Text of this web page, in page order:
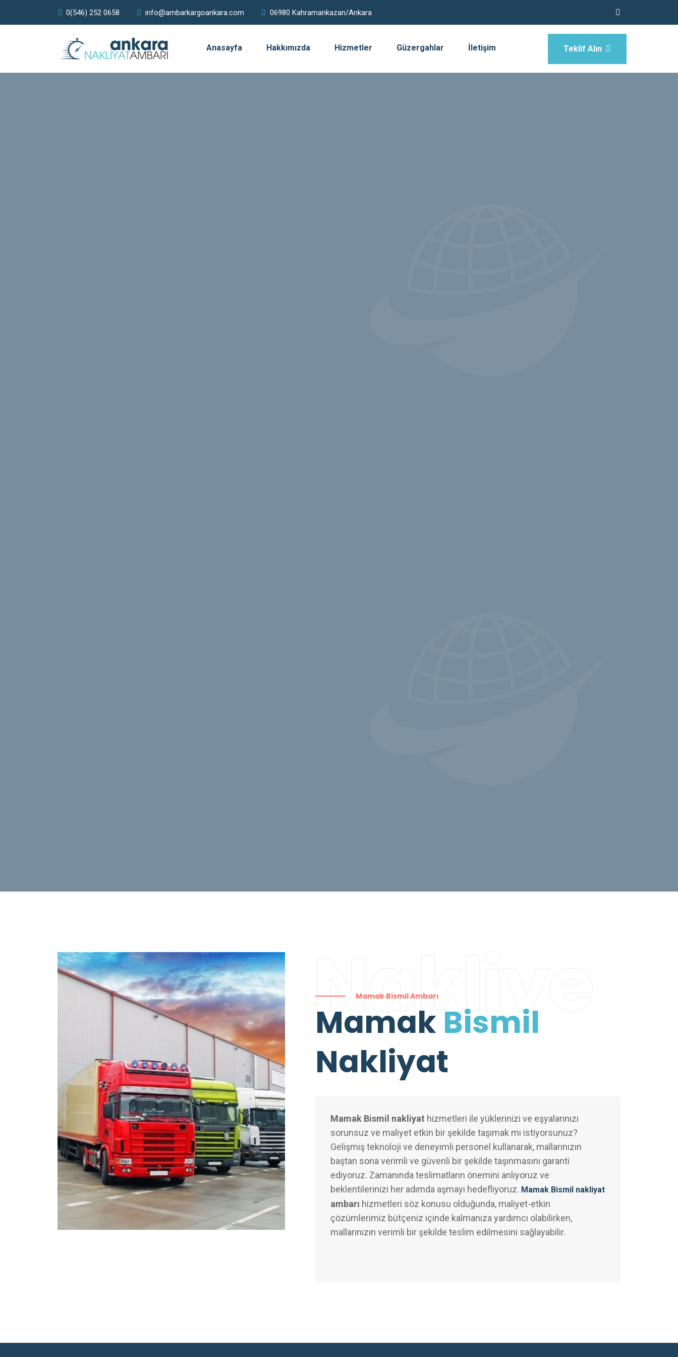
0(546) 252 0658 info@ambarkargoankara.com 06980 Kahramankazan/Ankara
Anasayfa Hakkımızda Hizmetler Güzergahlar İletişim Teklif Alın
Nakliye
Mamak Bismil Ambarı
Mamak Bismil
Nakliyat
Mamak Bismil nakliyat hizmetleri ile yüklerinizi ve eşyalarınızı
sorunsuz ve maliyet etkin bir şekilde taşımak mı istiyorsunuz?
Gelişmiş teknoloji ve deneyimli personel kullanarak, mallarınızın
baştan sona verimli ve güvenli bir şekilde taşınmasını garanti
ediyoruz. Zamanında teslimatların önemini anlıyoruz ve
beklentilerinizi her adımda aşmayı hedefliyoruz. Mamak Bismil nakliyat
ambarı hizmetleri söz konusu olduğunda, maliyet-etkin
çözümlerimiz bütçeniz içinde kalmanıza yardımcı olabilirken,
mallarınızın verimli bir şekilde teslim edilmesini sağlayabilir.